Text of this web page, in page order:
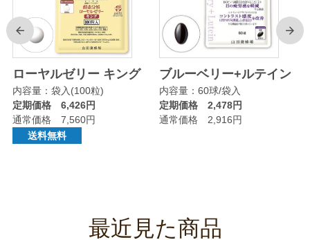
前
ローヤルゼリー キング
内容量：袋入(100粒)
定期価格 6,426円
通常価格 7,560円
送料無料
ブルーベリー+ルテイン
内容量：60球/袋入
定期価格 2,478円
通常価格 2,916円
次
最近見た商品